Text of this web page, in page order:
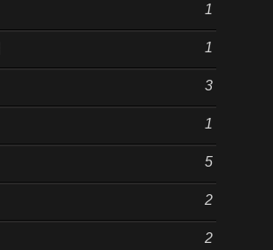
1
1
3
1
5
2
2